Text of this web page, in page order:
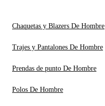
Chaquetas y Blazers De Hombre
Trajes y Pantalones De Hombre
Prendas de punto De Hombre
Polos De Hombre